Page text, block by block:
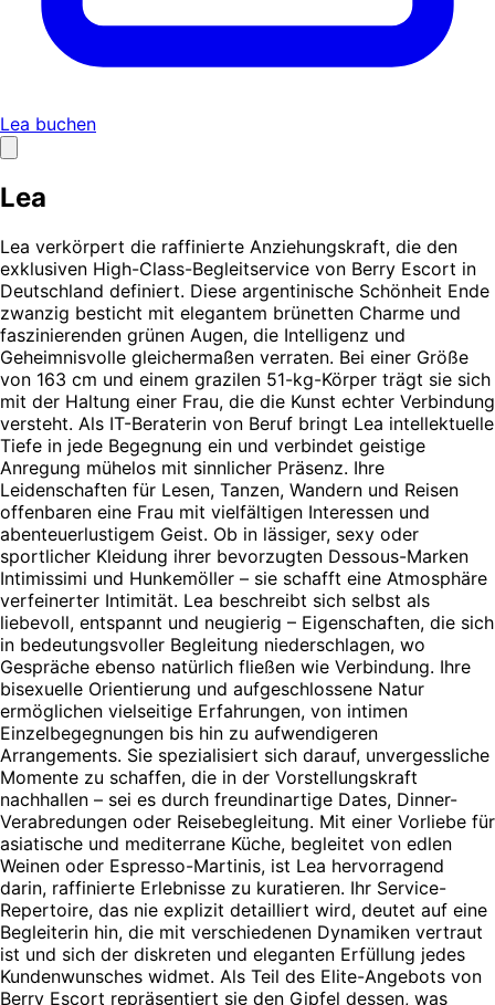
Lea buchen
Lea
Lea verkörpert die raffinierte Anziehungskraft, die den
exklusiven High-Class-Begleitservice von Berry Escort in
Deutschland definiert. Diese argentinische Schönheit Ende
zwanzig besticht mit elegantem brünetten Charme und
faszinierenden grünen Augen, die Intelligenz und
Geheimnisvolle gleichermaßen verraten. Bei einer Größe
von 163 cm und einem grazilen 51-kg-Körper trägt sie sich
mit der Haltung einer Frau, die die Kunst echter Verbindung
versteht. Als IT-Beraterin von Beruf bringt Lea intellektuelle
Tiefe in jede Begegnung ein und verbindet geistige
Anregung mühelos mit sinnlicher Präsenz. Ihre
Leidenschaften für Lesen, Tanzen, Wandern und Reisen
offenbaren eine Frau mit vielfältigen Interessen und
abenteuerlustigem Geist. Ob in lässiger, sexy oder
sportlicher Kleidung ihrer bevorzugten Dessous-Marken
Intimissimi und Hunkemöller – sie schafft eine Atmosphäre
verfeinerter Intimität. Lea beschreibt sich selbst als
liebevoll, entspannt und neugierig – Eigenschaften, die sich
in bedeutungsvoller Begleitung niederschlagen, wo
Gespräche ebenso natürlich fließen wie Verbindung. Ihre
bisexuelle Orientierung und aufgeschlossene Natur
ermöglichen vielseitige Erfahrungen, von intimen
Einzelbegegnungen bis hin zu aufwendigeren
Arrangements. Sie spezialisiert sich darauf, unvergessliche
Momente zu schaffen, die in der Vorstellungskraft
nachhallen – sei es durch freundinartige Dates, Dinner-
Verabredungen oder Reisebegleitung. Mit einer Vorliebe für
asiatische und mediterrane Küche, begleitet von edlen
Weinen oder Espresso-Martinis, ist Lea hervorragend
darin, raffinierte Erlebnisse zu kuratieren. Ihr Service-
Repertoire, das nie explizit detailliert wird, deutet auf eine
Begleiterin hin, die mit verschiedenen Dynamiken vertraut
ist und sich der diskreten und eleganten Erfüllung jedes
Kundenwunsches widmet. Als Teil des Elite-Angebots von
Berry Escort repräsentiert sie den Gipfel dessen, was